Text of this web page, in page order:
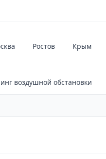
Ростов Крым
воздушной обстановки